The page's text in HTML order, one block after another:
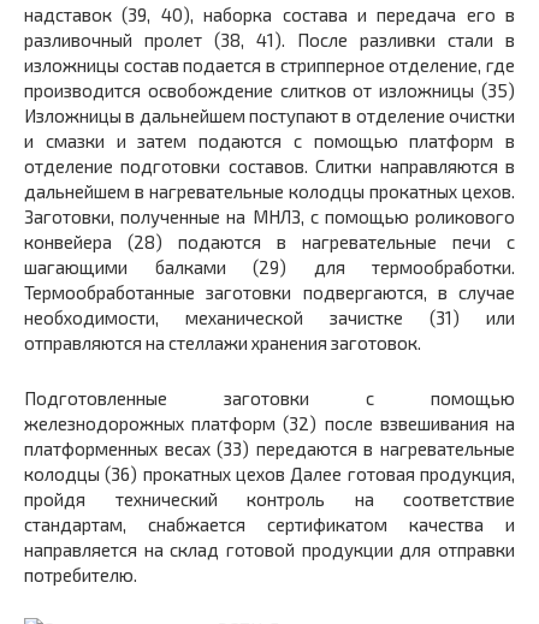
надставок (39, 40), наборка состава и передача его в
разливочный пролет (38, 41). После разливки стали в
изложницы состав подается в стрипперное отделение, где
производится освобождение слитков от изложницы (35)
Изложницы в дальнейшем поступают в отделение очистки
и смазки и затем подаются с помощью платформ в
отделение подготовки составов. Слитки направляются в
дальнейшем в нагревательные колодцы прокатных цехов.
Заготовки, полученные на МНЛЗ, с помощью роликового
конвейера (28) подаются в нагревательные печи с
шагающими балками (29) для термообработки.
Термообработанные заготовки подвергаются, в случае
необходимости, механической зачистке (31) или
отправляются на стеллажи хранения заготовок.
Подготовленные заготовки с помощью
железнодорожных платформ (32) после взвешивания на
платформенных весах (33) передаются в нагревательные
колодцы (36) прокатных цехов Далее готовая продукция,
пройдя технический контроль на соответствие
стандартам, снабжается сертификатом качества и
направляется на склад готовой продукции для отправки
потребителю.